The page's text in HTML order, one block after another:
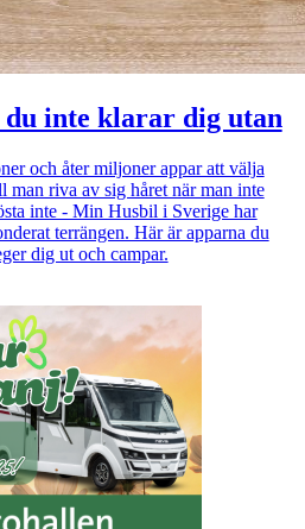
inte klarar dig utan
och åter miljoner appar att välja
riva av sig håret när man inte
inte - Min Husbil i Sverige har
terrängen. Här är apparna du
dig ut och campar.